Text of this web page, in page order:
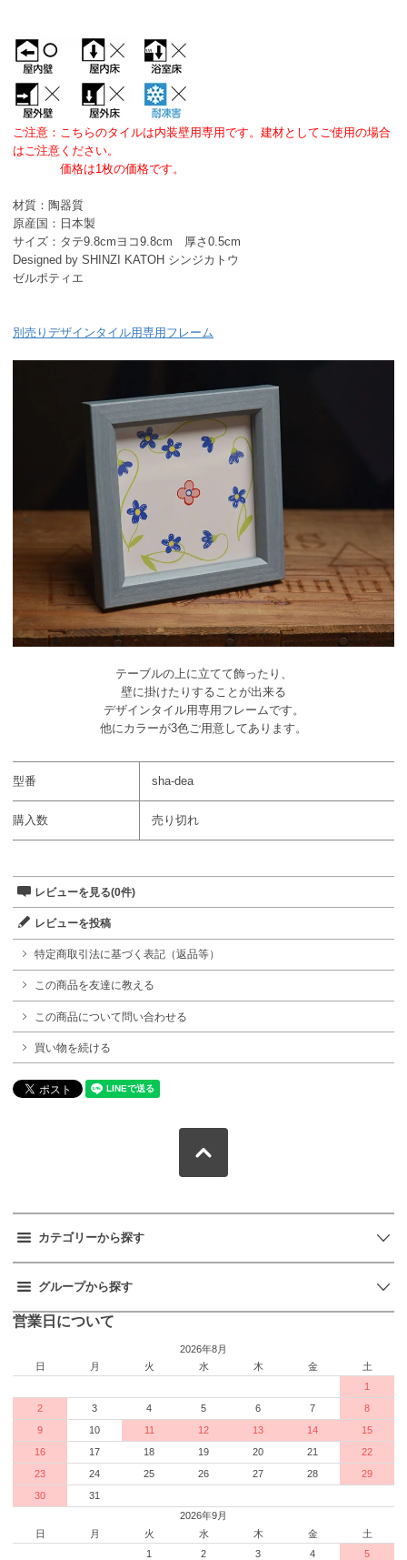
ご注意：こちらのタイルは内装壁用専用です。建材としてご使用の場合
はご注意ください。
価格は1枚の価格です。
材質：陶器質
原産国：日本製
サイズ：タテ9.8cmヨコ9.8cm 厚さ0.5cm
Designed by SHINZI KATOH シンジカトウ
ゼルポティエ
別売りデザインタイル用専用フレーム
テーブルの上に立てて飾ったり、
壁に掛けたりすることが出来る
デザインタイル用専用フレームです。
他にカラーが3色ご用意してあります。
型番 sha-dea
購入数 売り切れ
レビューを見る(0件)
レビューを投稿
特定商取引法に基づく表記（返品等）
この商品を友達に教える
この商品について問い合わせる
買い物を続ける
カテゴリーから探す
グループから探す
営業日について
2026年8月
日
月 火 水 木 金
土
1
2
3 4 5 6 7
8
9
10 11 12 13 14
15
16
17 18 19 20 21
22
23
24 25 26 27 28
29
30
31
2026年9月
日
月 火 水 木 金
土
1
2 3 4
5